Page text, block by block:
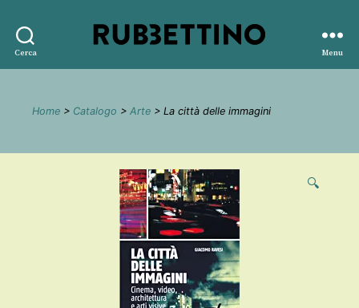
Cerca
editore
Menu
Home > Catalogo > Arte > La città delle immagini
🔍